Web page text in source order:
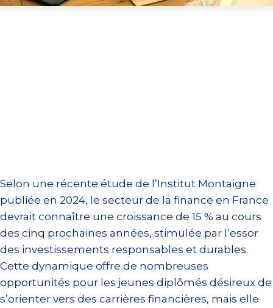
Selon une récente étude de l’Institut Montaigne
publiée en 2024, le secteur de la finance en France
devrait connaître une croissance de 15 % au cours
des cinq prochaines années, stimulée par l’essor
des investissements responsables et durables.
Cette dynamique offre de nombreuses
opportunités pour les jeunes diplômés désireux de
s’orienter vers des carrières financières, mais elle